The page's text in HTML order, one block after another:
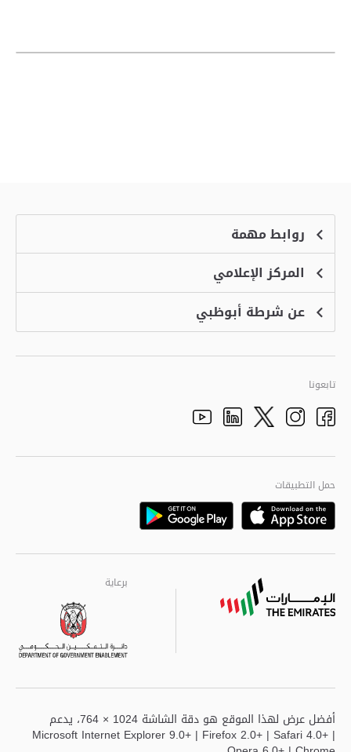
روابط مهمة
الشكاوى
منصة التوظيف الذكية
الاسئلة الشائعة
خدمة أمان
المركز الإعلامي
الأخبارعن شرطة أبوظبي
الرؤية والرسالة والقيم
تاريخ شرطة أبوظبي
adpolice centers locations
الهيكل التنظيمي
الجودة العالمية
مراكز خدمة أبوظبى
تابعونا
Facebook
Instagram
Twitter
Linkedin
Youtube
حمل التطبيقات
Google
Playstore
برعاية
برعاية
أفضل عرض لهذا الموقع هو دقة الشاشة 1024 × 764، يدعم
Microsoft Internet Explorer 9.0+ | Firefox 2.0+ | Safari 4.0+ |